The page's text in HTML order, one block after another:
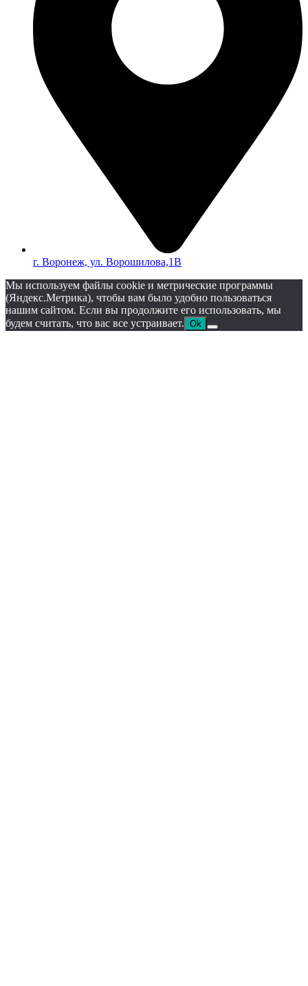
г. Воронеж, ул. Ворошилова,1В
Мы используем файлы cookie и метрические программы
(Яндекс.Метрика), чтобы вам было удобно пользоваться
нашим сайтом. Если вы продолжите его использовать, мы
будем считать, что вас все устраивает. Ok